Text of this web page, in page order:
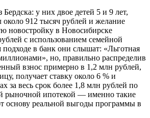
Бердска: у них двое детей 5 и 9 лет,
около 912 тысяч рублей и желание
новостройку в Новосибирске
с использованием семейной
в банк они слышат: «Льготная
но, правильно распределив
взнос примерно в 1,2 млн рублей,
получает ставку около 6 % и
за весь срок более 1,8 млн рублей по
рыночной ипотекой — именно такие
основу реальной выгоды программы в